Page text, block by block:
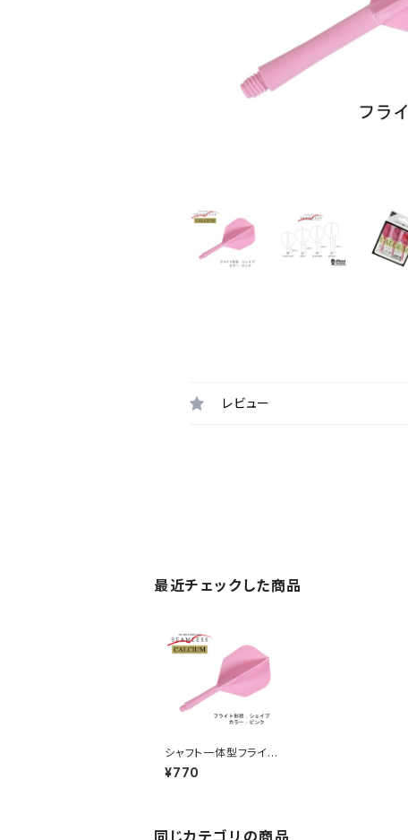
レビュー
最近チェックした商品
シャフト一体型フライ
ト シームレス カルシ
ウム シェイプ カラ
¥770
同じカテゴリの商品